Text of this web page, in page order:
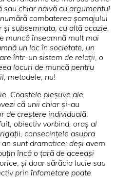
chiar naivă cu argumentul
combaterea şomajului
subsemnata, cu altă ocazie,
muncă înseamnă mult mai
un loc în societate, un
într-un sistem de relaţii, o
locuri de muncă pentru
metodele, nu!
Coastele pleşuve ale
că unii chiar şi-au
de creştere individuală.
obiectiv vorbind, oraş al
consecinţele asupra
sunt dramatice; deşi avem
încă o ţară de aceeaşi
şi doar sărăcia lucie sau
prin înfometare poate